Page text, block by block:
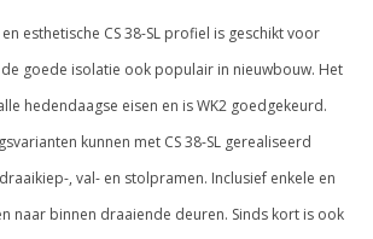
esthetische CS 38-SL profiel is geschikt voor
goede isolatie ook populair in nieuwbouw. Het
hedendaagse eisen en is WK2 goedgekeurd.
kunnen met CS 38-SL gerealiseerd
, val- en stolpramen. Inclusief enkele en
naar binnen draaiende deuren. Sinds kort is ook